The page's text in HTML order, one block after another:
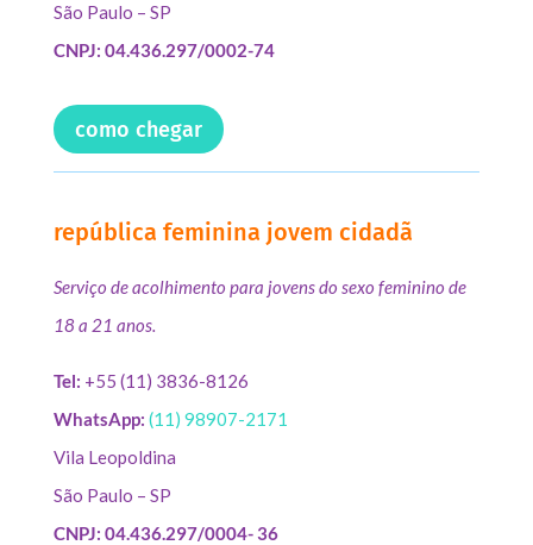
São Paulo – SP
CNPJ: 04.436.297/0002-74
como chegar
república feminina jovem cidadã
Serviço de acolhimento para jovens do sexo feminino de
18 a 21 anos.
Tel: +55 (11) 3836-8126
WhatsApp: (11) 98907-2171
Vila Leopoldina
São Paulo – SP
CNPJ: 04.436.297/0004- 36